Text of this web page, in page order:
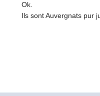
Ok.
Ils sont Auvergnats pur